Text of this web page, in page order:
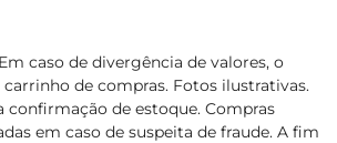
caso de divergência de valores, o
de compras. Fotos ilustrativas.
confirmação de estoque. Compras
em caso de suspeita de fraude. A fim